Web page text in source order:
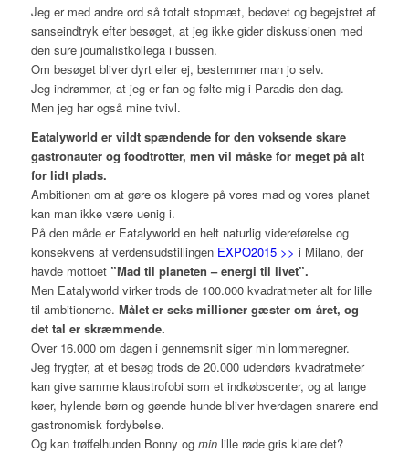
Jeg er med andre ord så totalt stopmæt, bedøvet og begejstret af
sanseindtryk efter besøget, at jeg ikke gider diskussionen med
den sure journalistkollega i bussen.
Om besøget bliver dyrt eller ej, bestemmer man jo selv.
Jeg indrømmer, at jeg er fan og følte mig i Paradis den dag.
Men jeg har også mine tvivl.
Eatalyworld er vildt spændende for den voksende skare
gastronauter og foodtrotter, men vil måske for meget på alt
for lidt plads.
Ambitionen om at gøre os klogere på vores mad og vores planet
kan man ikke være uenig i.
På den måde er Eatalyworld en helt naturlig videreførelse og
konsekvens af verdensudstillingen EXPO2015 >> i Milano, der
havde mottoet ”Mad til planeten – energi til livet”.
Men Eatalyworld virker trods de 100.000 kvadratmeter alt for lille
til ambitionerne. Målet er seks millioner gæster om året, og
det tal er skræmmende.
Over 16.000 om dagen i gennemsnit siger min lommeregner.
Jeg frygter, at et besøg trods de 20.000 udendørs kvadratmeter
kan give samme klaustrofobi som et indkøbscenter, og at lange
køer, hylende børn og gøende hunde bliver hverdagen snarere end
gastronomisk fordybelse.
Og kan trøffelhunden Bonny og min lille røde gris klare det?